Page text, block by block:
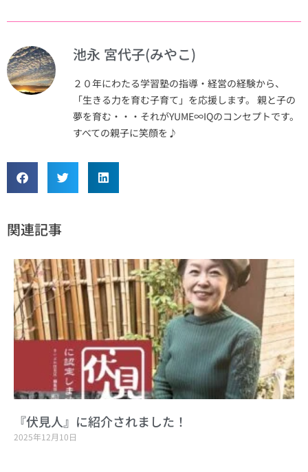
池永 宮代子(みやこ)
２０年にわたる学習塾の指導・経営の経験から、
「生きる力を育む子育て」を応援します。 親と子の
夢を育む・・・それがYUME∞IQのコンセプトです。
すべての親子に笑顔を♪
関連記事
『伏見人』に紹介されました！
2025年12月10日